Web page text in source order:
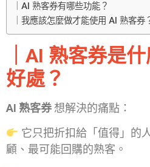
｜AI 熟客券有哪些功能？
｜我應該怎麼做才能使用 AI 熟客券
｜AI 熟客券是
好處？
AI 熟客券想解決的痛點：
它只把折扣給「值得」的
顧、最可能回購的熟客。